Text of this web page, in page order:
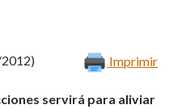
Imprimir
servirá para aliviar